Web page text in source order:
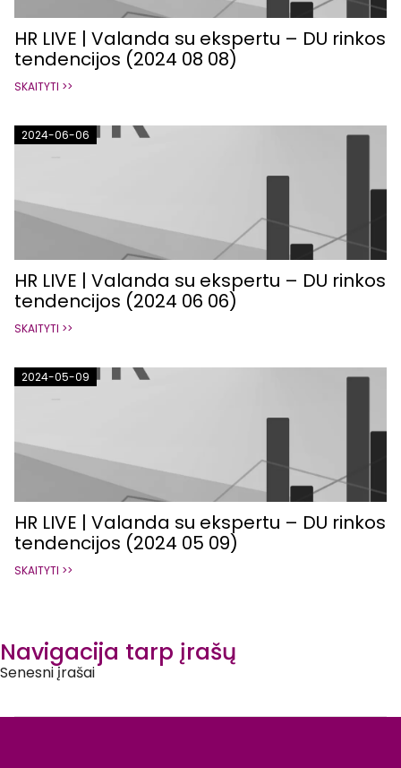
HR LIVE | Valanda su ekspertu – DU rinkos
tendencijos (2024 08 08)
SKAITYTI >>
2024-06-06
HR LIVE | Valanda su ekspertu – DU rinkos
tendencijos (2024 06 06)
SKAITYTI >>
2024-05-09
HR LIVE | Valanda su ekspertu – DU rinkos
tendencijos (2024 05 09)
SKAITYTI >>
Navigacija tarp įrašų
Senesni įrašai